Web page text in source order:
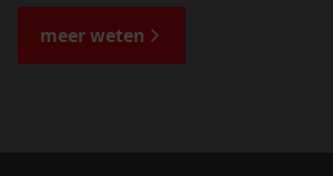
de bijzondere verhalen.
meer weten